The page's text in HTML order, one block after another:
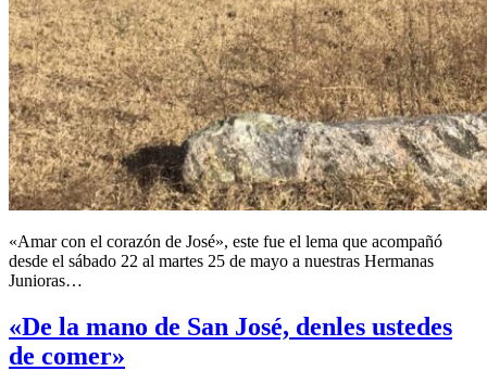
«Amar con el corazón de José», este fue el lema que acompañó
desde el sábado 22 al martes 25 de mayo a nuestras Hermanas
Junioras…
«De la mano de San José, denles ustedes
de comer»